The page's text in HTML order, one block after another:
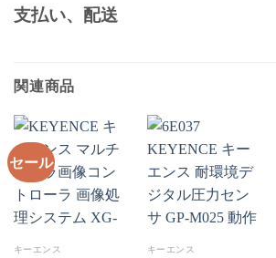
支払い、配送
関連商品
セール
キーエンス キーエンス